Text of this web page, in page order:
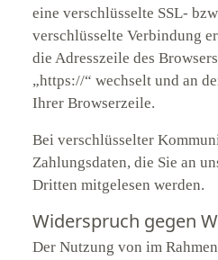
eine verschlüsselte SSL-
verschlüsselte Verbindung
die Adresszeile des
„https://“ wechselt und an
Ihrer Browserzeile.
Bei verschlüsselter
Zahlungsdaten, die Sie an
Dritten mitgelesen werden.
Widerspruch gegen
Der Nutzung von im